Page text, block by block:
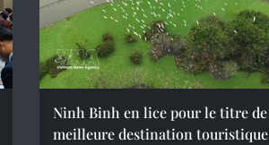
Ninh Binh en lice pour le titre de
meilleure destination touristique